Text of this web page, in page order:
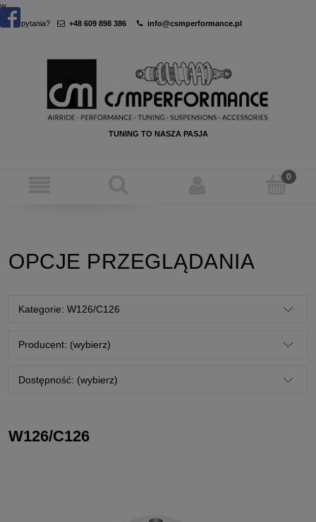
w
Masz pytania? +48 609 898 386 info@csmperformance.pl
TUNING TO NASZA PASJA
OPCJE PRZEGLĄDANIA
Kategorie: W126/C126
Producent: (wybierz)
Dostępność: (wybierz)
W126/C126